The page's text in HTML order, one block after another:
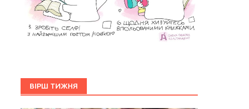
ВІРШ ТИЖНЯ